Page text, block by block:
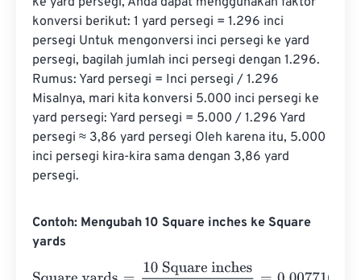
konversi berikut: 1 yard persegi = 1.296 inci
persegi Untuk mengonversi inci persegi ke yard
persegi, bagilah jumlah inci persegi dengan 1.296.
Rumus: Yard persegi = Inci persegi / 1.296
Misalnya, mari kita konversi 5.000 inci persegi ke
yard persegi: Yard persegi = 5.000 / 1.296 Yard
persegi ≈ 3,86 yard persegi Oleh karena itu, 5.000
inci persegi kira-kira sama dengan 3,86 yard
persegi.
Contoh: Mengubah 10 Square inches ke Square
yards
Square yards = 10 Square inches1296=0.007716 Square